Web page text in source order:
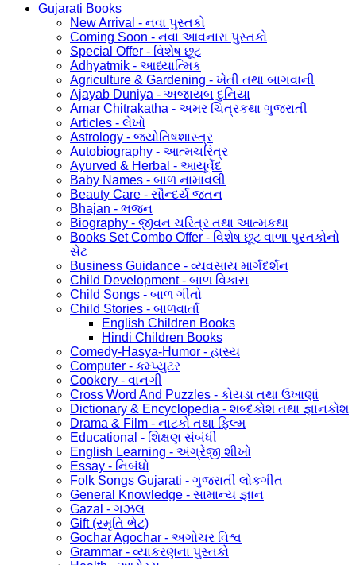
Gujarati Books
New Arrival - નવા પુસ્તકો
Coming Soon - નવા આવનારા પુસ્તકો
Special Offer - વિશેષ છૂટ
Adhyatmik - આધ્યાત્મિક
Agriculture & Gardening - ખેતી તથા બાગવાની
Ajayab Duniya - અજાયબ દુનિયા
Amar Chitrakatha - અમર ચિત્રકથા ગુજરાતી
Articles - લેખો
Astrology - જ્યોતિષશાસ્ત્ર
Autobiography - આત્મચરિત્ર
Ayurved & Herbal - આયૂર્વેદ
Baby Names - બાળ નામાવલી
Beauty Care - સૌન્દર્ય જતન
Bhajan - ભજન
Biography - જીવન ચરિત્ર તથા આત્મકથા
Books Set Combo Offer - વિશેષ છૂટ વાળા પુસ્તકોનો
સેટ
Business Guidance - વ્યવસાય માર્ગદર્શન
Child Development - બાળ વિકાસ
Child Songs - બાળ ગીતો
Child Stories - બાળવાર્તા
English Children Books
Hindi Children Books
Comedy-Hasya-Humor - હાસ્ય
Computer - કમ્પ્યુટર
Cookery - વાનગી
Cross Word And Puzzles - કોયડા તથા ઉખાણાં
Dictionary & Encyclopedia - શબ્દકોશ તથા જ્ઞાનકોશ
Drama & Film - નાટકો તથા ફિલ્મ
Educational - શિક્ષણ સંબંધી
English Learning - અંગ્રેજી શીખો
Essay - નિબંધો
Folk Songs Gujarati - ગુજરાતી લોકગીત
General Knowledge - સામાન્ય જ્ઞાન
Gazal - ગઝલ
Gift (સ્મૃતિ ભેટ)
Gochar Agochar - અગોચર વિશ્વ
Grammar - વ્યાકરણના પુસ્તકો